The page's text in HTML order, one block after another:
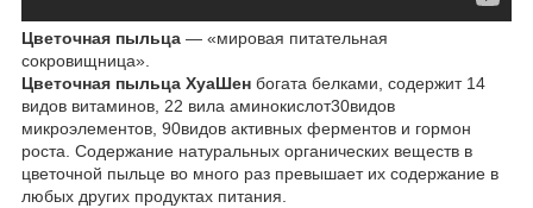
Цветочная пыльца — «мировая питательная
сокровищница».
Цветочная пыльца ХуаШен богата белками, содержит 14
видов витаминов, 22 вила аминокислот30видов
микроэлементов, 90видов активных ферментов и гормон
роста. Содержание натуральных органических веществ в
цветочной пыльце во много раз превышает их содержание в
любых других продуктах питания.